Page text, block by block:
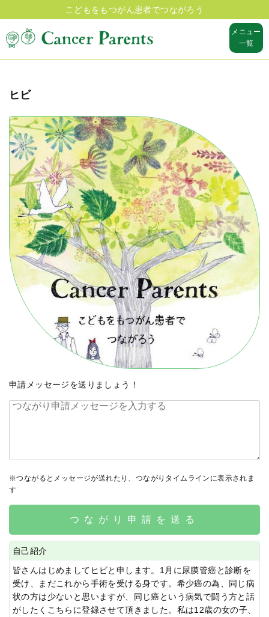
こどもをもつがん患者でつながろう
メニュー
一覧
ヒビ
申請メッセージを送りましょう！
※つながるとメッセージが送れたり、つながりタイムラインに表示されま
す
つながり申請を送る
自己紹介
皆さんはじめましてヒビと申します。1月に尿膜管癌と診断を
受け、まだこれから手術を受ける身です。希少癌の為、同じ病
状の方は少ないと思いますが、同じ癌という病気で闘う方と話
がしたくこちらに登録させて頂きました。私は12歳の女の子、